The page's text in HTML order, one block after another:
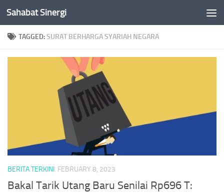
Skip to content
Sahabat Sinergi
TAGGED:SURAT BERHARGA SYARIAH NEGARA
BERITA TERKINI FEBRUARY 8, 2023
Bakal Tarik Utang Baru Senilai Rp696 T: